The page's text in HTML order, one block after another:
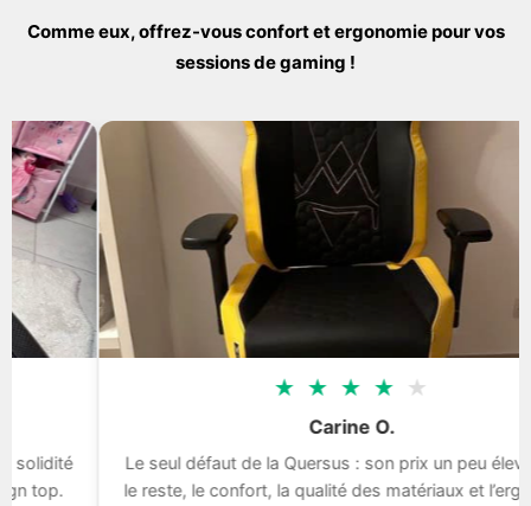
Comme eux, offrez-vous confort et ergonomie pour vos
sessions de gaming !
★ ★
Le seul défaut de la Quersus : son prix un peu élevé. Pour
le reste, le confort, la qualité des matériaux et l’ergonomie